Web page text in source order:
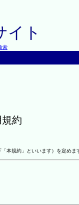
イト
索
約
規約」といいます）を定め